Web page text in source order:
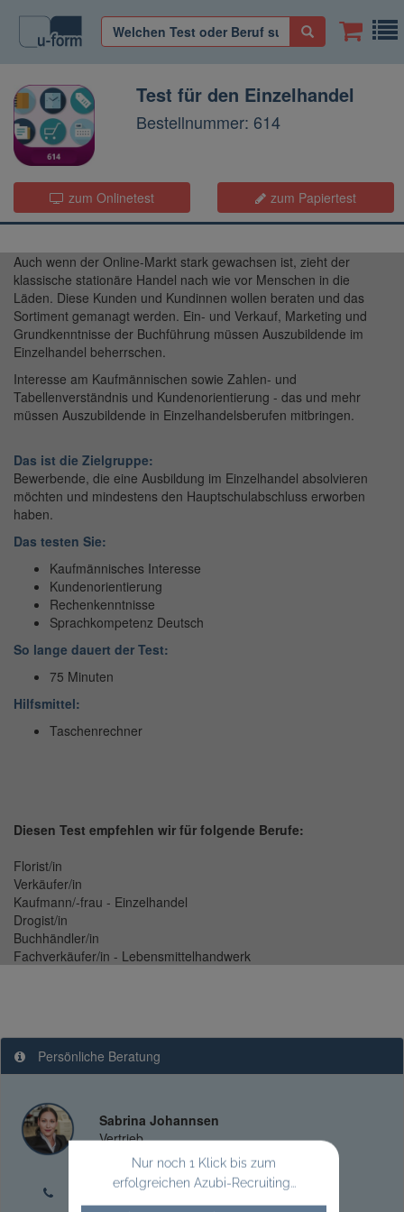
Test für den Einzelhandel
Bestellnummer: 614
zum Onlinetest zum Papiertest
Auch wenn der Online-Markt stark gewachsen ist, zieht der
klassische stationäre Handel nach wie vor Menschen in die
Läden. Diese Kunden und Kundinnen wollen beraten und das
Sortiment gemanagt werden. Ein- und Verkauf, Marketing und
Grundkenntnisse der Buchführung müssen Auszubildende im
Einzelhandel beherrschen.
Interesse am Kaufmännischen sowie Zahlen- und
Tabellenverständnis und Kundenorientierung - das und mehr
müssen Auszubildende in Einzelhandelsberufen mitbringen.
Das ist die Zielgruppe:
Bewerbende, die eine Ausbildung im Einzelhandel absolvieren
möchten und mindestens den Hauptschulabschluss erworben
haben.
Das testen Sie:
Kaufmännisches Interesse
Kundenorientierung
Rechenkenntnisse
Sprachkompetenz Deutsch
So lange dauert der Test:
75 Minuten
Hilfsmittel:
Taschenrechner
Diesen Test empfehlen wir für folgende Berufe:
Florist/in
Verkäufer/in
Kaufmann/-frau - Einzelhandel
Drogist/in
Buchhändler/in
Fachverkäufer/in - Lebensmittelhandwerk
Persönliche Beratung
Sabrina Johannsen
Vertrieb
+49 212 260498-0
Nur noch 1 Klick bis zum
erfolgreichen Azubi-Recruiting...